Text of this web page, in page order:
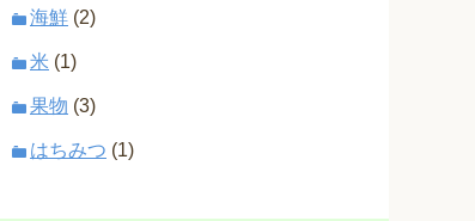
海鮮 (2)
米 (1)
果物 (3)
はちみつ (1)